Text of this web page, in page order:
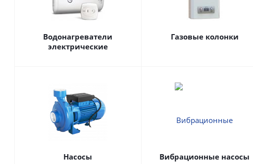
Водонагреватели
электрические
Газовые колонки
Насосы Вибрационные насосы